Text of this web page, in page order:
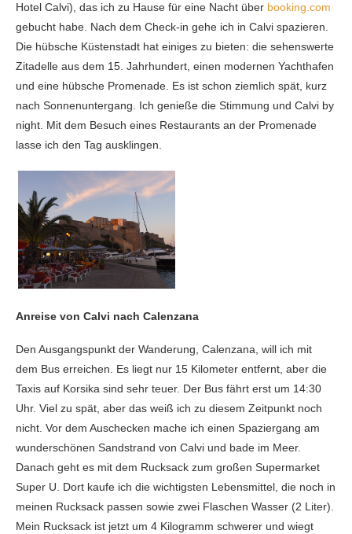
Hotel Calvi), das ich zu Hause für eine Nacht über booking.com
gebucht habe. Nach dem Check-in gehe ich in Calvi spazieren.
Die hübsche Küstenstadt hat einiges zu bieten: die sehenswerte
Zitadelle aus dem 15. Jahrhundert, einen modernen Yachthafen
und eine hübsche Promenade. Es ist schon ziemlich spät, kurz
nach Sonnenuntergang. Ich genieße die Stimmung und Calvi by
night. Mit dem Besuch eines Restaurants an der Promenade
lasse ich den Tag ausklingen.
Anreise von Calvi nach Calenzana
Den Ausgangspunkt der Wanderung, Calenzana, will ich mit
dem Bus erreichen. Es liegt nur 15 Kilometer entfernt, aber die
Taxis auf Korsika sind sehr teuer. Der Bus fährt erst um 14:30
Uhr. Viel zu spät, aber das weiß ich zu diesem Zeitpunkt noch
nicht. Vor dem Auschecken mache ich einen Spaziergang am
wunderschönen Sandstrand von Calvi und bade im Meer.
Danach geht es mit dem Rucksack zum großen Supermarket
Super U. Dort kaufe ich die wichtigsten Lebensmittel, die noch in
meinen Rucksack passen sowie zwei Flaschen Wasser (2 Liter).
Mein Rucksack ist jetzt um 4 Kilogramm schwerer und wiegt